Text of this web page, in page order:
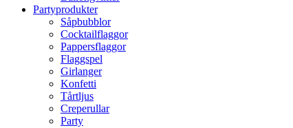
Party­­produkter
Såpbubblor
Cocktail­flaggor
Pappers­flaggor
Flaggspel
Girlanger
Konfetti
Tårtljus
Creperullar
Party